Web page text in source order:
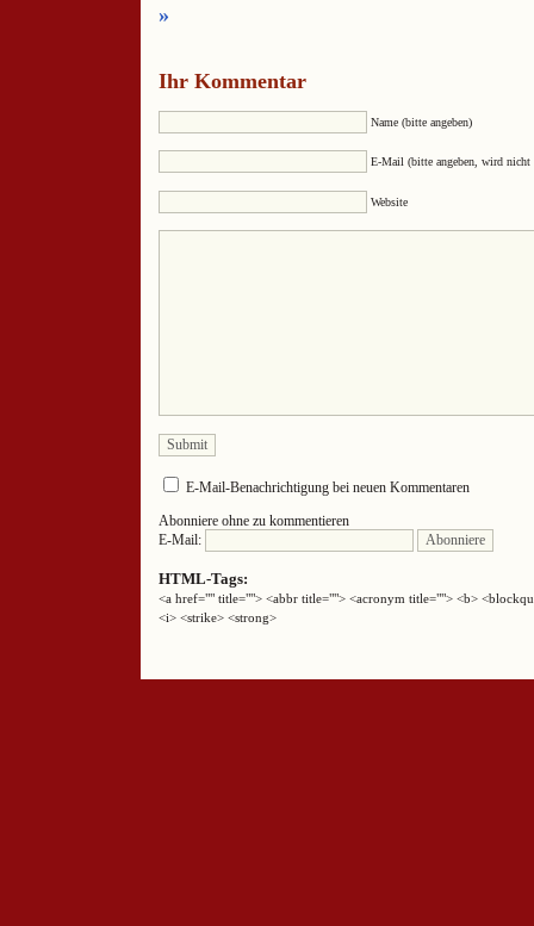
»
Ihr Kommentar
Name (bitte angeben)
E-Mail (bitte angeben, wird nicht
Website
E-Mail-Benachrichtigung bei neuen Kommentaren
Abonniere ohne zu kommentieren
E-Mail:
HTML-Tags:
<a href="" title=""> <abbr title=""> <acronym title=""> <b>
<i> <strike> <strong>